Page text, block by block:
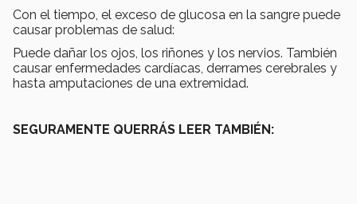
Con el tiempo, el exceso de glucosa en la sangre puede
causar problemas de salud:
Puede dañar los ojos, los riñones y los nervios. También
causar enfermedades cardíacas, derrames cerebrales y
hasta amputaciones de una extremidad.
SEGURAMENTE QUERRÁS LEER TAMBIÉN: